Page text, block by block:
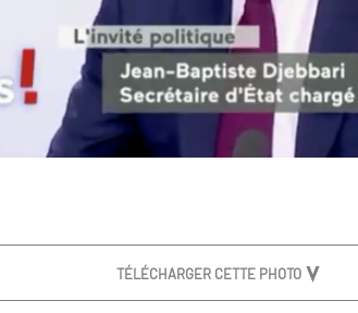
TÉLÉCHARGER CETTE PHOTO